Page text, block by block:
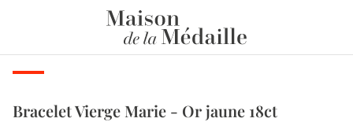
Bracelet Vierge Marie - Or jaune 18ct